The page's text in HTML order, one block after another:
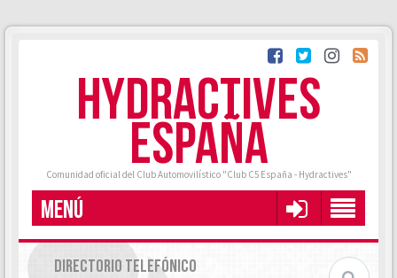
HYDRACTIVES
ESPAÑA
Comunidad oficial del Club Automovilístico "Club C5 España - Hydractives"
MENÚ
DIRECTORIO TELEFÓNICO